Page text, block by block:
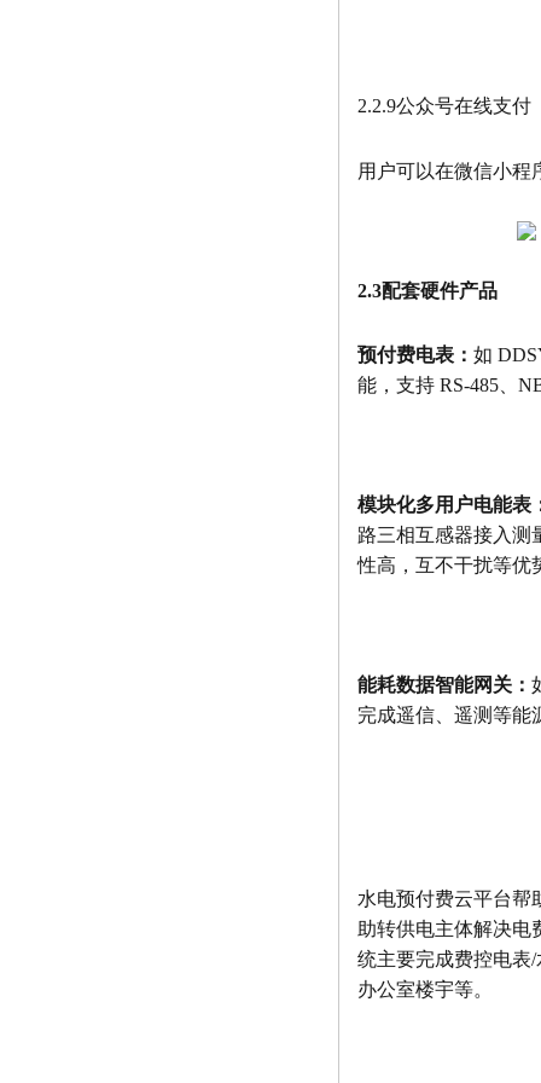
2.2.9公众号在线支付
用户可以在微信小程
2.3配套硬件产品
预付费电表： 如
能，支持 RS-485、
模块化多用户电能表
路三相互感器接入测
性高，互不干扰等优
能耗数据智能网关：
完成遥信、遥测等能
水电预付费云平台帮
助转供电主体解决电
统主要完成费控电表
办公室楼宇等。